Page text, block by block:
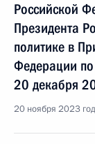
Российской
Президента
политике в
Федерации
20 декабря
20 ноября 2023